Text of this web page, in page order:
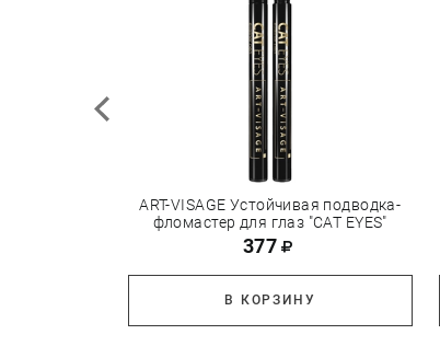
ART-VISAGE Устойчивая подводка-
фломастер для глаз "CAT EYES"
377
В КОРЗИНУ